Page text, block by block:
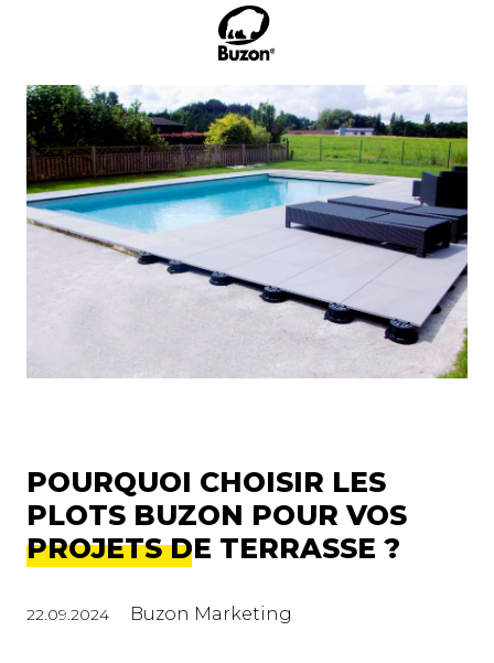
POURQUOI CHOISIR LES
PLOTS BUZON POUR VOS
PROJETS DE TERRASSE ?
22.09.2024 Buzon Marketing